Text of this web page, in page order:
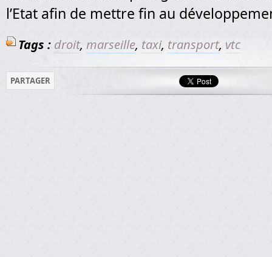
l’Etat afin de mettre fin au
Tags : droit, marseille, taxi, transport, vtc
PARTAGER